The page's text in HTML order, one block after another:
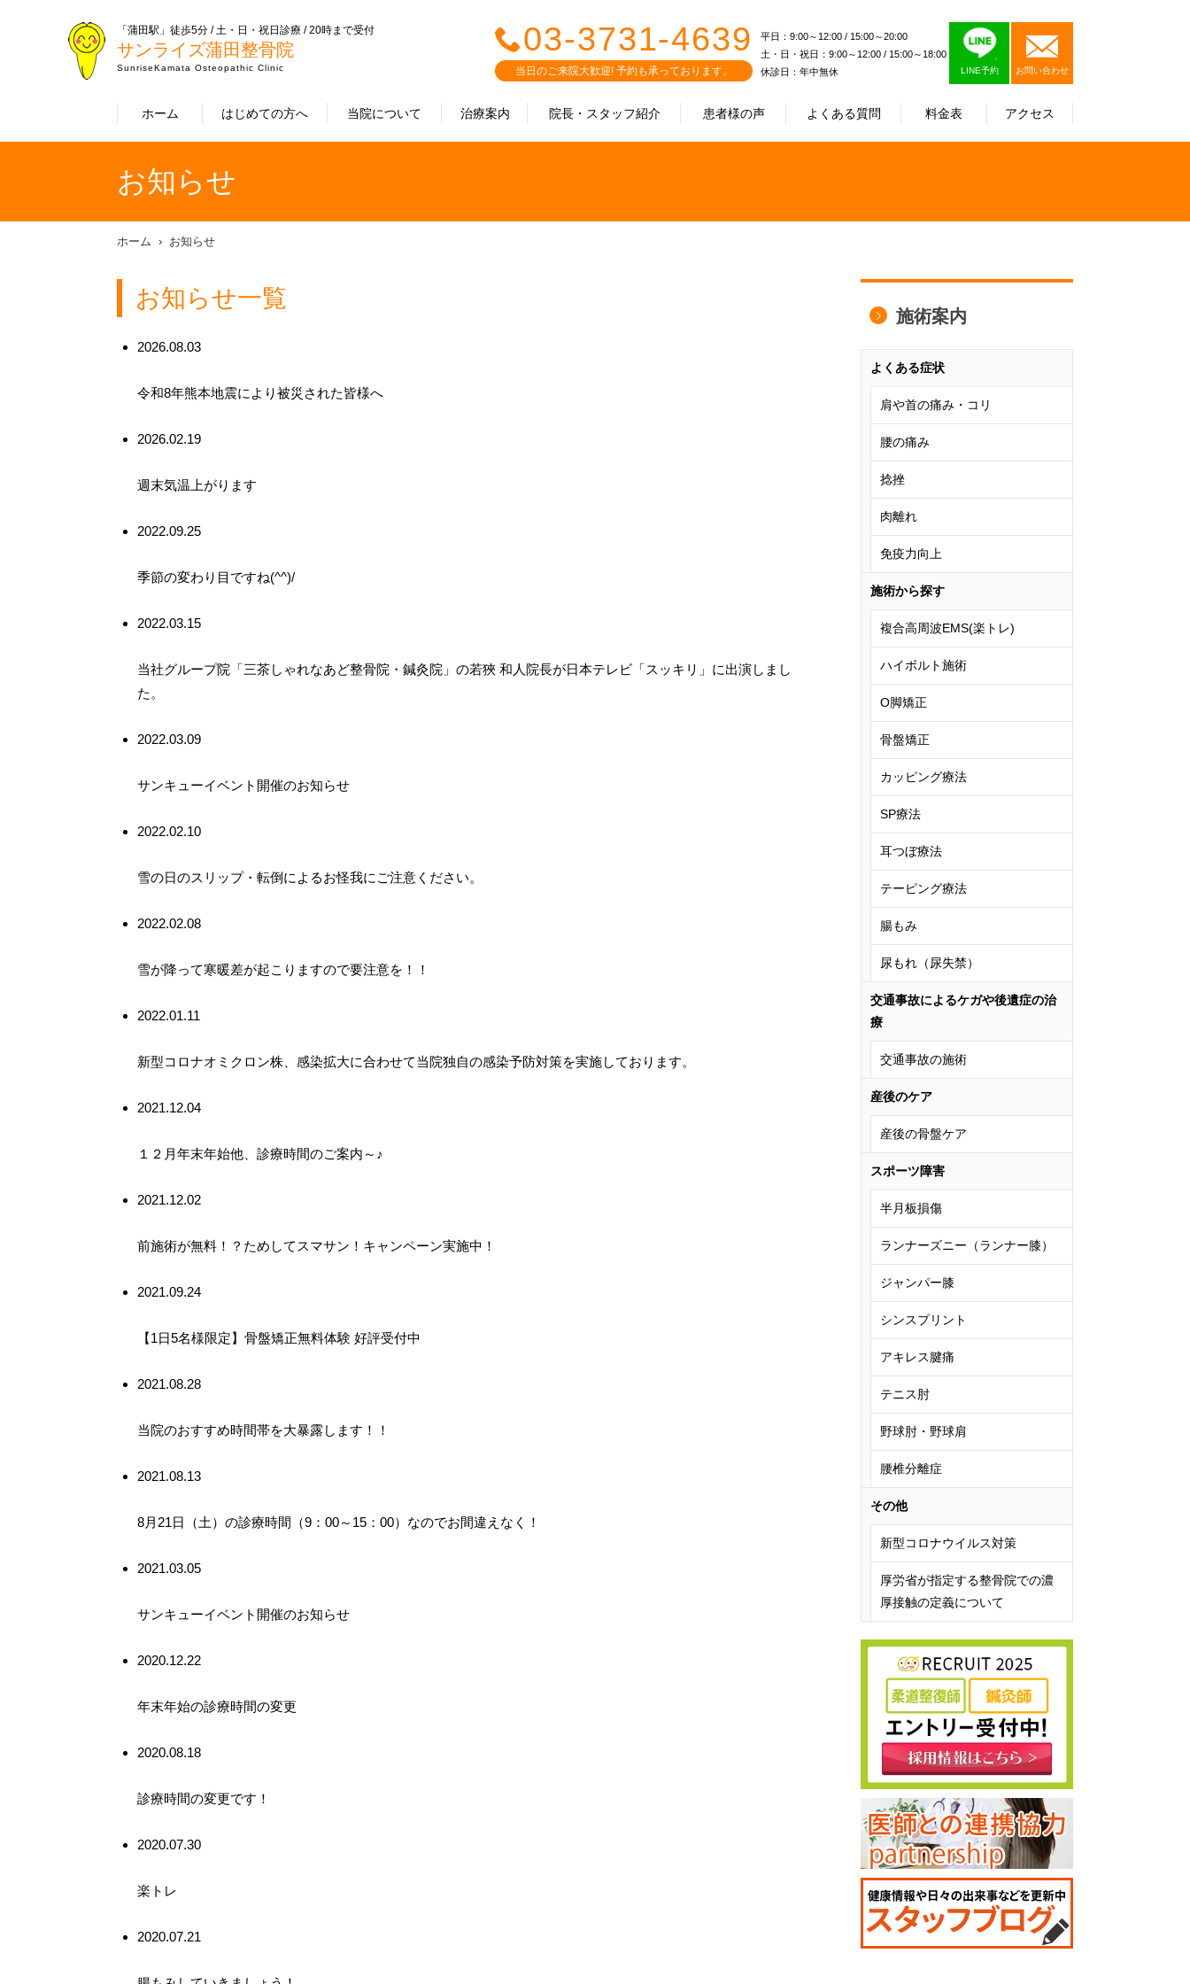
「蒲田駅」徒歩5分 / 土・日・祝日診療 / 20時まで受付
サンライズ蒲田整骨院
SunriseKamata Osteopathic Clinic
ホーム はじめての方へ 当院について 治療案内 院長・スタッフ紹介 患者様の声 よくある質問 料金表 アクセス
03-3731-4639
当日のご来院大歓迎! 予約も承っております。
平日：9:00～12:00 / 15:00～20:00
土・日・祝日：9:00～12:00 / 15:00～18:00
休診日：年中無休
LINE予約 お問い合わせ
お知らせ
ホーム お知らせ
お知らせ一覧
2026.08.03
令和8年熊本地震により被災された皆様へ
2026.02.19
週末気温上がります
2022.09.25
季節の変わり目ですね(^^)/
2022.03.15
当社グループ院「三茶しゃれなあど整骨院・鍼灸院」の若狹 和人院長が日本テレビ「スッキリ」に出演しまし
た。
2022.03.09
サンキューイベント開催のお知らせ
2022.02.10
雪の日のスリップ・転倒によるお怪我にご注意ください。
2022.02.08
雪が降って寒暖差が起こりますので要注意を！！
2022.01.11
新型コロナオミクロン株、感染拡大に合わせて当院独自の感染予防対策を実施しております。
2021.12.04
１２月年末年始他、診療時間のご案内～♪
2021.12.02
前施術が無料！？ためしてスマサン！キャンペーン実施中！
2021.09.24
【1日5名様限定】骨盤矯正無料体験 好評受付中
2021.08.28
当院のおすすめ時間帯を大暴露します！！
2021.08.13
8月21日（土）の診療時間（9：00～15：00）なのでお間違えなく！
2021.03.05
サンキューイベント開催のお知らせ
2020.12.22
年末年始の診療時間の変更
2020.08.18
診療時間の変更です！
2020.07.30
楽トレ
2020.07.21
施術案内
よくある症状
肩や首の痛み・コリ
腰の痛み
捻挫
肉離れ
免疫力向上
施術から探す
複合高周波EMS(楽トレ)
ハイボルト施術
O脚矯正
骨盤矯正
カッピング療法
SP療法
耳つぼ療法
テーピング療法
腸もみ
尿もれ（尿失禁）
交通事故によるケガや後遺症の治
療
交通事故の施術
産後のケア
産後の骨盤ケア
スポーツ障害
半月板損傷
ランナーズニー（ランナー膝）
ジャンパー膝
シンスプリント
アキレス腱痛
テニス肘
野球肘・野球肩
腰椎分離症
その他
新型コロナウイルス対策
厚労省が指定する整骨院での濃
厚接触の定義について